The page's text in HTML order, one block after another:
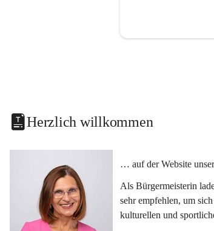
Herzlich willkommen
… auf der Website
Als Bürgermeisterin
sehr empfehlen, um
kulturellen und